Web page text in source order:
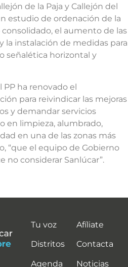
de la Paja y Callejón del
estudio de ordenación de la
el aumento de las
la instalación de medidas para
señalética horizontal y
PP ha renovado el
para reivindicar las mejoras
y demandar servicios
en limpieza, alumbrado,
en una de las zonas más
“que el equipo de Gobierno
considerar Sanlúcar”.
Tu voz
Distritos
Agenda
Afíliate
Contacta
Noticias